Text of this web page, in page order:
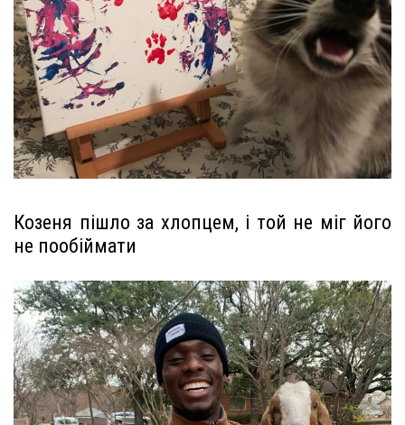
Козеня пішло за хлопцем, і той не міг його
не пообіймати